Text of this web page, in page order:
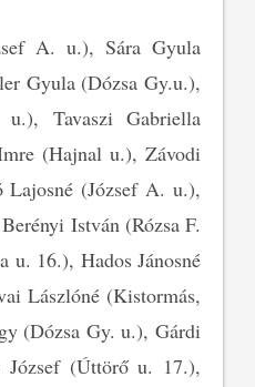
A. u.), Sára Gyula
Gyula (Dózsa Gy.u.),
Tavaszi Gabriella
(Hajnal u.), Závodi
(József A. u.),
István (Rózsa F.
u. 16.), Hados Jánosné
Lászlóné (Kistormás,
(Dózsa Gy. u.), Gárdi
József (Úttörő u. 17.),